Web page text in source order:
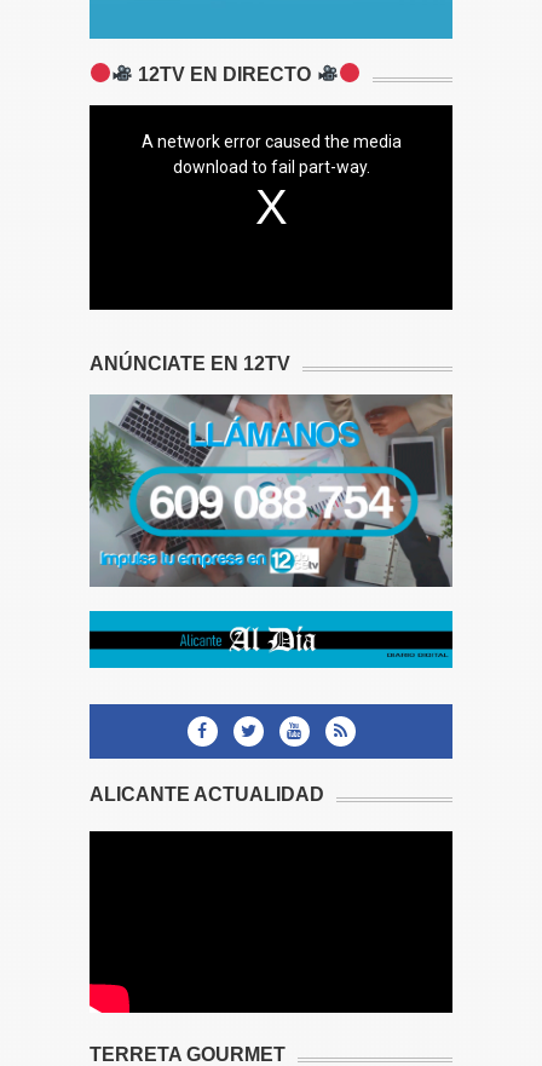
12TV EN DIRECTO
A network error caused the media
download to fail part-way.
ANÚNCIATE EN 12TV
ALICANTE ACTUALIDAD
TERRETA GOURMET